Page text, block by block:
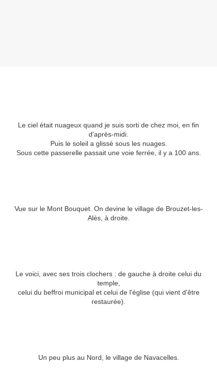
Le ciel était nuageux quand je suis sorti de chez moi, en fin
d'après-midi.
Puis le soleil a glissé sous les nuages.
Sous cette passerelle passait une voie ferrée, il y a 100 ans.
Vue sur le Mont Bouquet. On devine le village de Brouzet-les-
Alès, à droite.
Le voici, avec ses trois clochers : de gauche à droite celui du
temple,
celui du beffroi municipal et celui de l'église (qui vient d'être
restaurée).
Un peu plus au Nord, le village de Navacelles.